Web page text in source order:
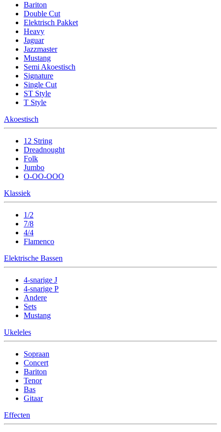
Bariton
Double Cut
Elektrisch Pakket
Heavy
Jaguar
Jazzmaster
Mustang
Semi Akoestisch
Signature
Single Cut
ST Style
T Style
Akoestisch
12 String
Dreadnought
Folk
Jumbo
O-OO-OOO
Klassiek
1/2
7/8
4/4
Flamenco
Elektrische Bassen
4-snarige J
4-snarige P
Andere
Sets
Mustang
Ukeleles
Sopraan
Concert
Bariton
Tenor
Bas
Gitaar
Effecten